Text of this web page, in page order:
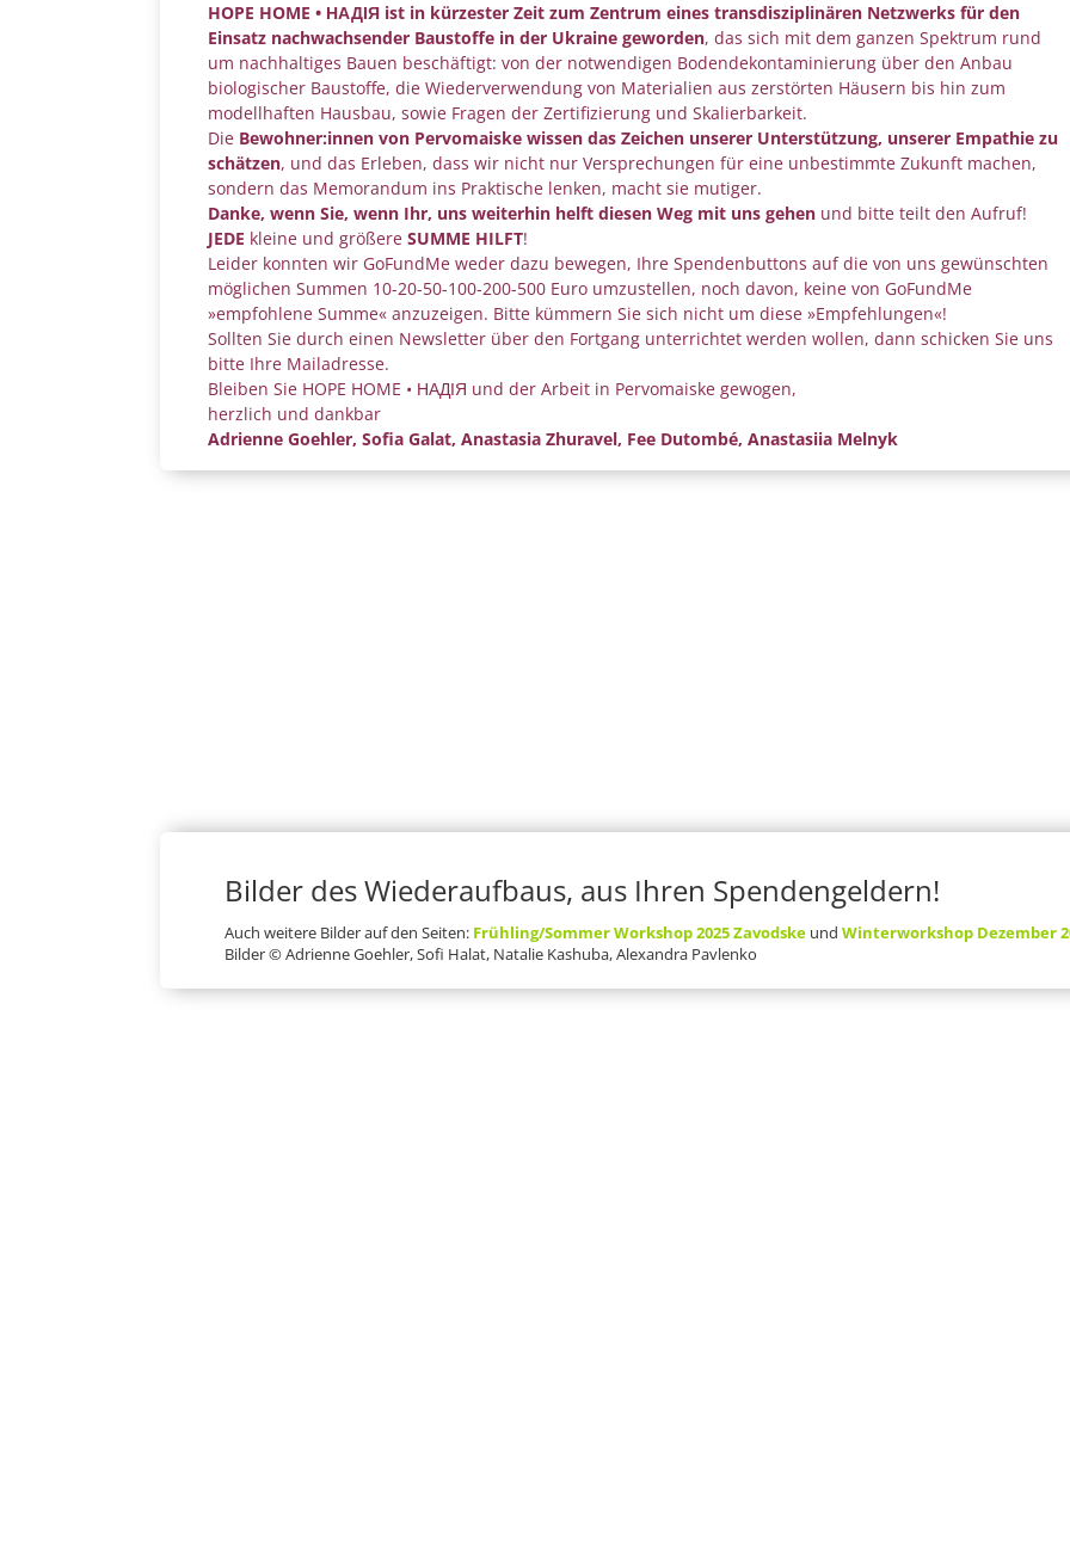
HOPE HOME • НАДІЯ ist in kürzester Zeit zum Zentrum eines transdisziplinären Netzwerks für den
Einsatz nachwachsender Baustoffe in der Ukraine geworden, das sich mit dem ganzen Spektrum rund
um nachhaltiges Bauen beschäftigt: von der notwendigen Bodendekontaminierung über den Anbau
biologischer Baustoffe, die Wiederverwendung von Materialien aus zerstörten Häusern bis hin zum
modellhaften Hausbau, sowie Fragen der Zertifizierung und Skalierbarkeit.
Die Bewohner:innen von Pervomaiske wissen das Zeichen unserer Unterstützung, unserer Empathie zu
schätzen, und das Erleben, dass wir nicht nur Versprechungen für eine unbestimmte Zukunft machen,
sondern das Memorandum ins Praktische lenken, macht sie mutiger.
Danke, wenn Sie, wenn Ihr, uns weiterhin helft diesen Weg mit uns gehenund bitte teilt den Aufruf!
JEDE kleine und größere SUMME HILFT!
Leider konnten wir GoFundMe weder dazu bewegen, Ihre Spendenbuttons auf die von uns gewünschten
möglichen Summen 10-20-50-100-200-500 Euro umzustellen, noch davon, keine von GoFundMe
»empfohlene Summe« anzuzeigen. Bitte kümmern Sie sich nicht um diese »Empfehlungen«!
Sollten Sie durch einen Newsletter über den Fortgang unterrichtet werden wollen, dann schicken Sie uns
bitte Ihre Mailadresse.
Bleiben Sie HOPE HOME • НАДІЯ und der Arbeit in Pervomaiske gewogen,
herzlich und dankbar
Adrienne Goehler, Sofia Galat, Anastasia Zhuravel, Fee Dutombé, Anastasiia Melnyk
Bilder des Wiederaufbaus, aus Ihren Spendengeldern!
Auch weitere Bilder auf den Seiten: Frühling/Sommer Workshop 2025Zavodske undWinterworkshop Dezember
Bilder © Adrienne Goehler, Sofi Halat, Natalie Kashuba, Alexandra Pavlenko